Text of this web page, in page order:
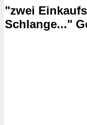
"zwei
Schlange..."